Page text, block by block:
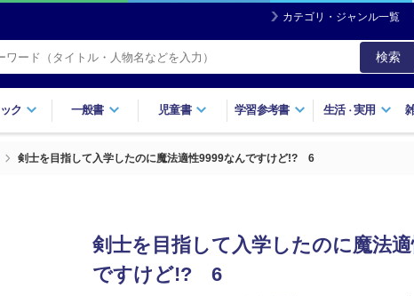
カテゴリ・ジャンル一覧
検索
ク 一般書 児童書 学習参考書 生活・実用
剣士を目指して入学したのに魔法適性9999なんですけど!? 6
剣士を目指して入学したのに魔法
ですけど!? 6